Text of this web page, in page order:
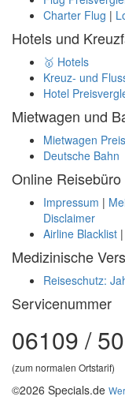
Charter Flug |
Hotels und
🥇 Hotels
Kreuz- und
Hotel
Mietwagen und
Mietwagen
Deutsche Bahn
Online
Impressum |
Disclaimer
Airline Blacklist |
Medizinische
Reiseschutz:
Servicenummer
06109 /
(zum normalen Ortstarif)
©2026 Specials.de